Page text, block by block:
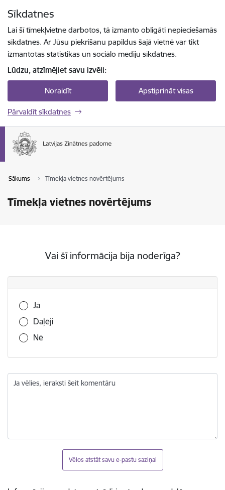
Sīkdatnes
Lai šī tīmekļvietne darbotos, tā izmanto obligāti nepieciešamās
sīkdatnes. Ar Jūsu piekrišanu papildus šajā vietnē var tikt
izmantotas statistikas un sociālo mediju sīkdatnes.
Lūdzu, atzīmējiet savu izvēli:
Noraidīt Apstiprināt visas
Pārvaldīt sīkdatnes
Sākums Tīmekļa vietnes novērtējums
Tīmekļa vietnes novērtējums
Vai šī informācija bija noderīga?
Vai šī informācija bija noderīga?
Jā
Daļēji
Nē
Ja vēlies, ieraksti šeit komentāru
Vēlos atstāt savu e-pastu saziņai